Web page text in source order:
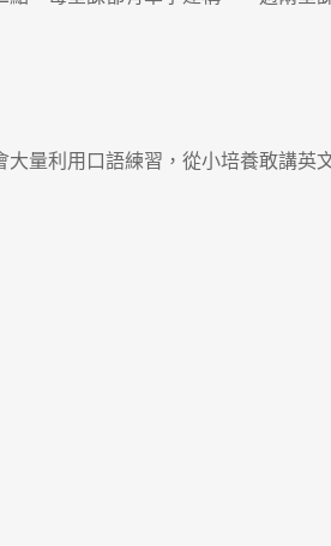
量利用口語練習，從小培養敢講英